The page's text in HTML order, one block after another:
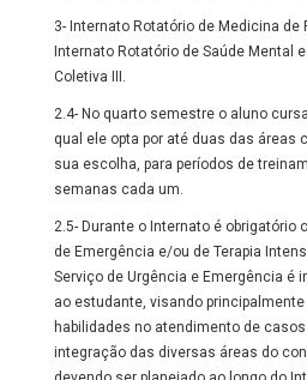
3- Internato Rotatório de Medicina de
Internato Rotatório de Saúde Mental
Coletiva III.
2.4- No quarto semestre o aluno
qual ele opta por até duas das áreas
sua escolha, para períodos de
semanas cada um.
2.5- Durante o Internato é obrigatório
de Emergência e/ou de Terapia
Serviço de Urgência e Emergência é
ao estudante, visando
habilidades no atendimento de
integração das diversas áreas do